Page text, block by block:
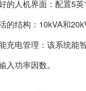
的人机界面：配置5英
的结构：10kVA和
充电管理：该系统能
入功率因数。